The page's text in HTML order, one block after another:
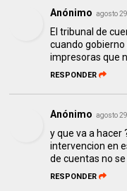
Anónimo agosto
El tribunal de
cuando
impresoras que
RESPONDER
Anónimo agosto
y que va a hacer
intervencion en
de cuentas no
RESPONDER